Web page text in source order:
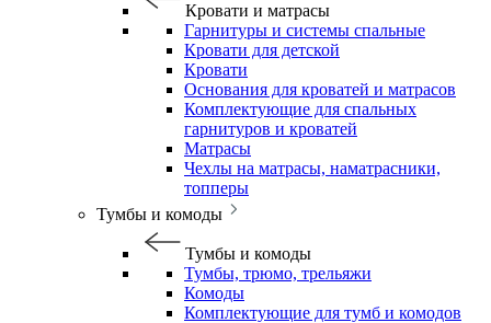
Кровати и матрасы
Гарнитуры и системы спальные
Кровати для детской
Кровати
Основания для кроватей и матрасов
Комплектующие для спальных
гарнитуров и кроватей
Матрасы
Чехлы на матрасы, наматрасники,
топперы
Тумбы и комоды
Тумбы и комоды
Тумбы, трюмо, трельяжи
Комоды
Комплектующие для тумб и комодов